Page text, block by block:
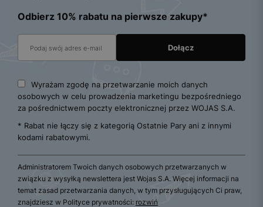
Odbierz 10% rabatu na pierwsze zakupy*
Wyrażam zgodę na przetwarzanie moich danych
osobowych w celu prowadzenia marketingu bezpośredniego
za pośrednictwem poczty elektronicznej przez WOJAS S.A.
* Rabat nie łączy się z kategorią Ostatnie Pary ani z innymi
kodami rabatowymi.
Administratorem Twoich danych osobowych przetwarzanych w
związku z wysyłką newslettera jest Wojas S.A. Więcej informacji na
temat zasad przetwarzania danych, w tym przysługujących Ci praw,
znajdziesz w Polityce prywatności: rozwiń